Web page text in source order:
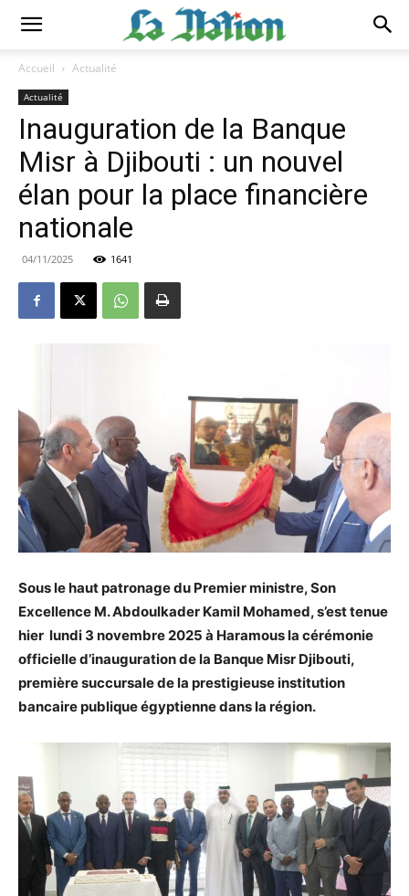
Accueil Actualité
Actualité
Inauguration de la Banque
Misr à Djibouti : un nouvel
élan pour la place financière
nationale
04/11/2025 1641
Sous le haut patronage du Premier ministre, Son
Excellence M. Abdoulkader Kamil Mohamed, s’est tenue
hier lundi 3 novembre 2025 à Haramous la cérémonie
officielle d’inauguration de la Banque Misr Djibouti,
première succursale de la prestigieuse institution
bancaire publique égyptienne dans la région.